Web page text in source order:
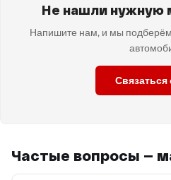
Не нашли нужную
Напишите нам, и мы
Связаться
Частые вопросы —